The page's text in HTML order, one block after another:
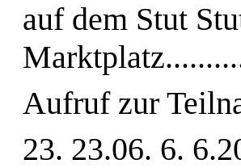
auf dem Stut
Aufruf zur
23. 23.06. 6.